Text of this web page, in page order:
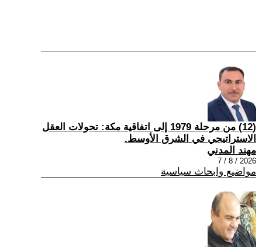
(12) من مرحلة 1979 إلى اتفاقية مكة: تحولات العقل
الاستراتيجي في الشرق الأوسط.
مهند المدني
2026 / 8 / 7
مواضيع وابحاث سياسية